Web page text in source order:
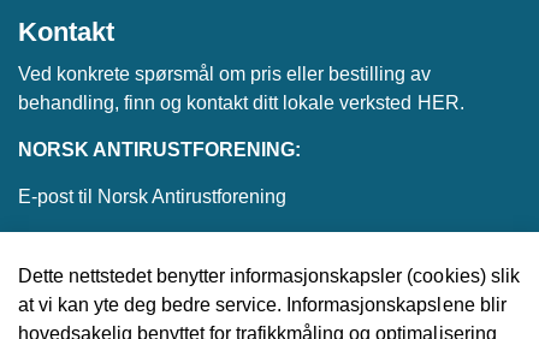
Kontakt
Ved konkrete spørsmål om pris eller bestilling av
behandling, finn og kontakt ditt lokale verksted HER.
NORSK ANTIRUSTFORENING:
E-post til Norsk Antirustforening
© 2026 Norsk Antirustforening
Dette nettstedet benytter informasjonskapsler (cookies) slik
at vi kan yte deg bedre service. Informasjonskapslene blir
hovedsakelig benyttet for trafikkmåling og optimalisering